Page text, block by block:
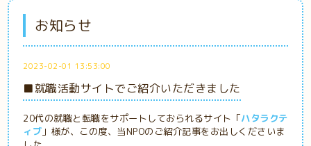
お知らせ
2023-02-01 13:53:00
■就職活動サイトでご紹介いただきました
20代の就職と転職をサポートしておられるサイト「ハタラクテ
ィブ 」様が、この度、当NPOのご紹介記事をお出しくださいま